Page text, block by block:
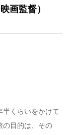
画監督）
くらいをかけて
の目的は、その